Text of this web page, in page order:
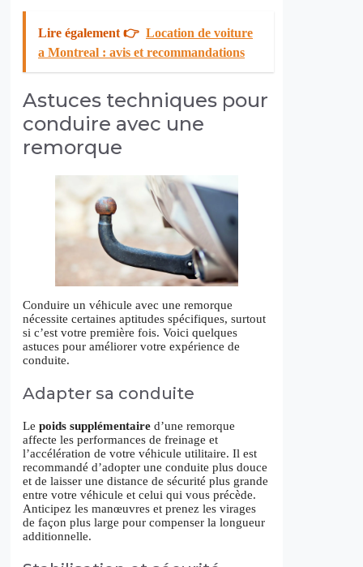
Lire également 👉 Location de voiture
a Montreal : avis et recommandations
Astuces techniques pour
conduire avec une
remorque
Conduire un véhicule avec une remorque
nécessite certaines aptitudes spécifiques, surtout
si c’est votre première fois. Voici quelques
astuces pour améliorer votre expérience de
conduite.
Adapter sa conduite
Le poids supplémentaire d’une remorque
affecte les performances de freinage et
l’accélération de votre véhicule utilitaire. Il est
recommandé d’adopter une conduite plus douce
et de laisser une distance de sécurité plus grande
entre votre véhicule et celui qui vous précède.
Anticipez les manœuvres et prenez les virages
de façon plus large pour compenser la longueur
additionnelle.